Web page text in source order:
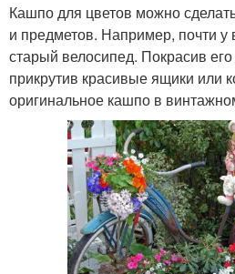
Кашпо для цветов можно
и предметов. Например, почти у
старый велосипед. Покрасив
прикрутив красивые ящики или
оригинальное кашпо в